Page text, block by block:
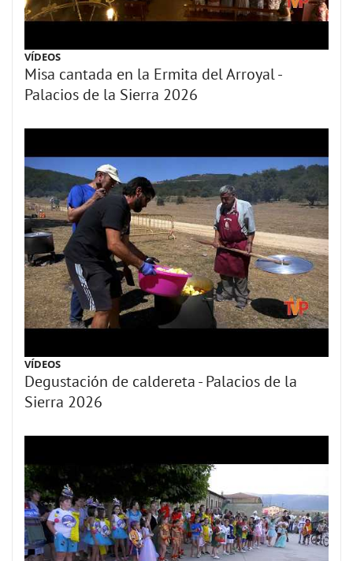
VÍDEOS
Misa cantada en la Ermita del Arroyal -
Palacios de la Sierra 2026
VÍDEOS
Degustación de caldereta - Palacios de la
Sierra 2026